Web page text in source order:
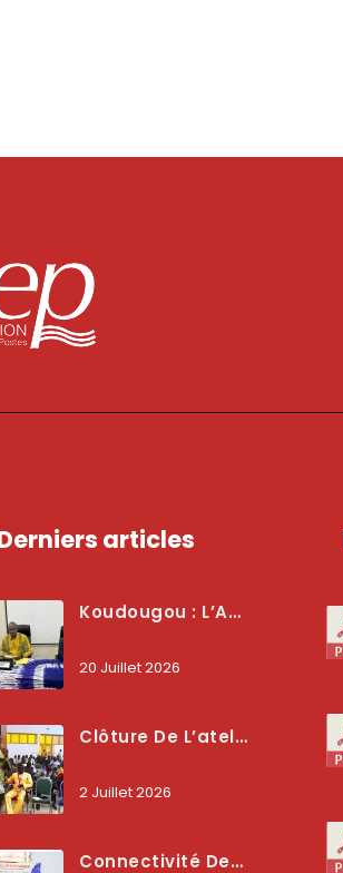
articles
Koudougou : L’ARCEP Renforce Le Dialogue Avec Les Associations De Consommateurs Pour Mieux Protéger Les Usagers
20 Juillet 2026
Clôture De L’atelier National : L’ARCEP Et Les Collectivités Territoriales Consolident Leur Partenariat Pour Booster La Qualité Des Services Numériques
2 Juillet 2026
Connectivité Des Territoires : L’ARCEP Et Les Collectivités Territoriales Scellent Un Pacte Stratégique À Bobo-Dioulasso Pour Booster La Qualité Des Réseaux